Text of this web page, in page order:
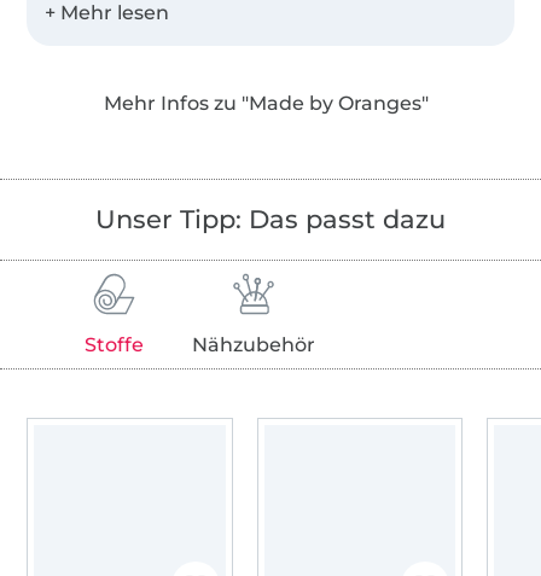
Englisch, Niederländisch und Französisch an!
Mehr Infos zu "Made by Oranges"
Unser Tipp: Das passt dazu
Stoffe Nähzubehör